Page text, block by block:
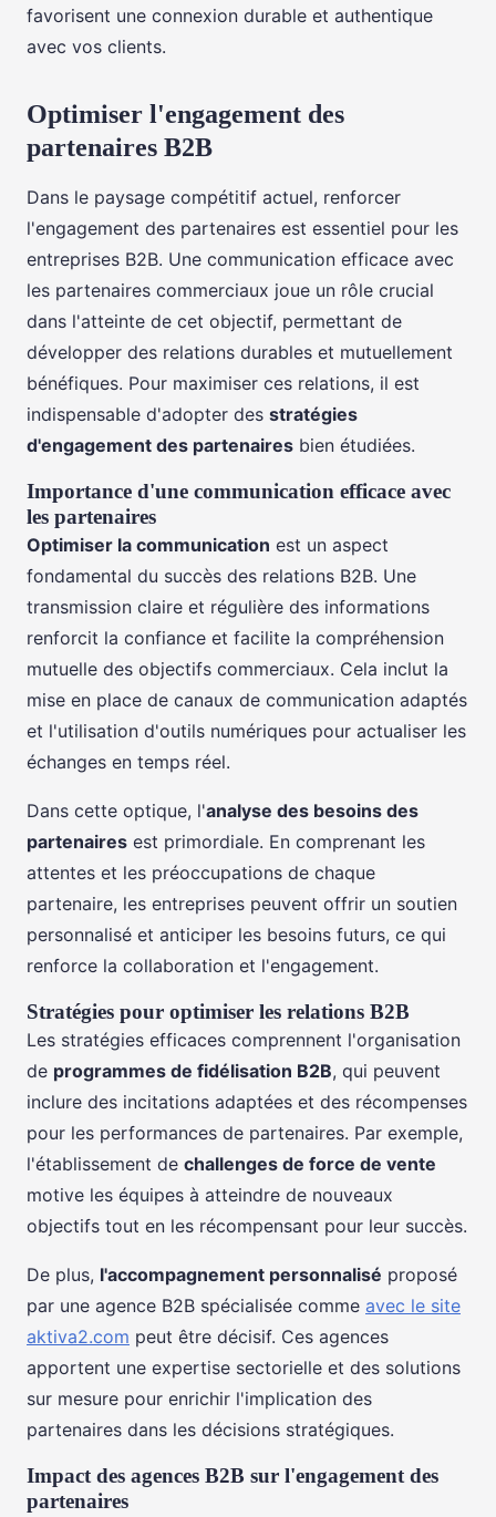
favorisent une connexion durable et authentique
avec vos clients.
Optimiser l'engagement des
partenaires B2B
Dans le paysage compétitif actuel, renforcer
l'engagement des partenaires est essentiel pour les
entreprises B2B. Une communication efficace avec
les partenaires commerciaux joue un rôle crucial
dans l'atteinte de cet objectif, permettant de
développer des relations durables et mutuellement
bénéfiques. Pour maximiser ces relations, il est
indispensable d'adopter des stratégies
d'engagement des partenaires bien étudiées.
Importance d'une communication efficace avec
les partenaires
Optimiser la communication est un aspect
fondamental du succès des relations B2B. Une
transmission claire et régulière des informations
renforcit la confiance et facilite la compréhension
mutuelle des objectifs commerciaux. Cela inclut la
mise en place de canaux de communication adaptés
et l'utilisation d'outils numériques pour actualiser les
échanges en temps réel.
Dans cette optique, l'analyse des besoins des
partenaires est primordiale. En comprenant les
attentes et les préoccupations de chaque
partenaire, les entreprises peuvent offrir un soutien
personnalisé et anticiper les besoins futurs, ce qui
renforce la collaboration et l'engagement.
Stratégies pour optimiser les relations B2B
Les stratégies efficaces comprennent l'organisation
de programmes de fidélisation B2B, qui peuvent
inclure des incitations adaptées et des récompenses
pour les performances de partenaires. Par exemple,
l'établissement de challenges de force de vente
motive les équipes à atteindre de nouveaux
objectifs tout en les récompensant pour leur succès.
De plus, l'accompagnement personnalisé proposé
par une agence B2B spécialisée comme avec le site
aktiva2.com peut être décisif. Ces agences
apportent une expertise sectorielle et des solutions
sur mesure pour enrichir l'implication des
partenaires dans les décisions stratégiques.
Impact des agences B2B sur l'engagement des
partenaires